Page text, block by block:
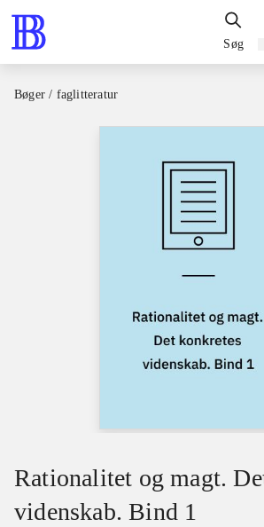
Søg
Bøger / faglitteratur
Rationalitet og magt.
videnskab. Bind 1